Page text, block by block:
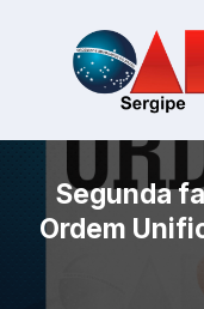
Segunda
Ordem